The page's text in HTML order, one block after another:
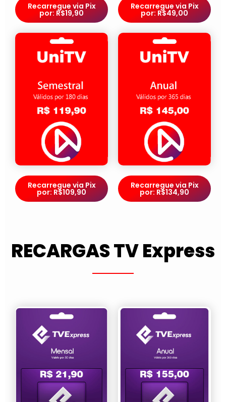
Recarregue via Pix
por: R$19,90
Recarregue via Pix
por: R$49,00
Recarregue via Pix
por: R$109,90
Recarregue via Pix
por: R$134,90
RECARGAS TV Express